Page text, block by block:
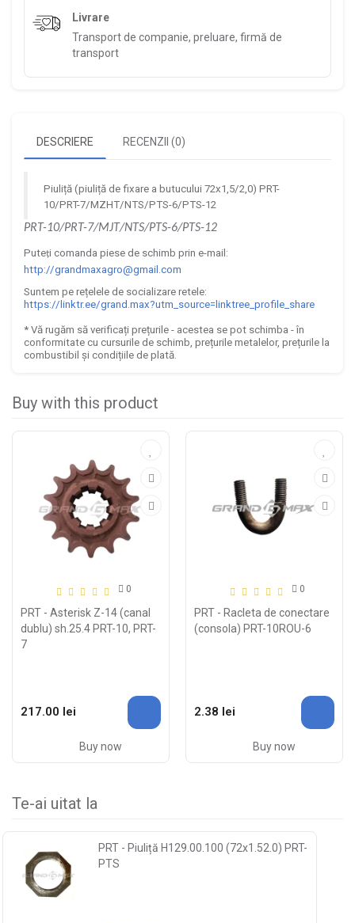
Livrare
Transport de companie, preluare, firmă de
transport
DESCRIERE RECENZII (0)
Piuliță (piuliță de fixare a butucului 72x1,5/2,0) PRT-
10/PRT-7/MZHT/NTS/PTS-6/PTS-12
PRТ-10/PRТ-7/МJТ/NТS/PТS-6/PТS-12
Puteți comanda piese de schimb prin e-mail:
http://grandmaxagro@gmail.com
Suntem pe rețelele de socializare retele:
https://linktr.ee/grand.max?utm_source=linktree_profile_share
* Vă rugăm să verificați prețurile - acestea se pot schimba -în
conformitate cu cursurile de schimb, prețurile metalelor, prețurile la
combustibil și condițiile de plată
Buy with this product
0
PRT - Asterisk Z-14 (canal
dublu) sh.25.4 PRT-10, PRT-
7
217.00 lei
Buy now
0
PRT - Racleta de conectare
(consola) PRT-10ROU-6
2.38 lei
Buy now
Te-ai uitat la
PRT - Piuliță H129.00.100 (72x1.52.0) PRT-
PTS